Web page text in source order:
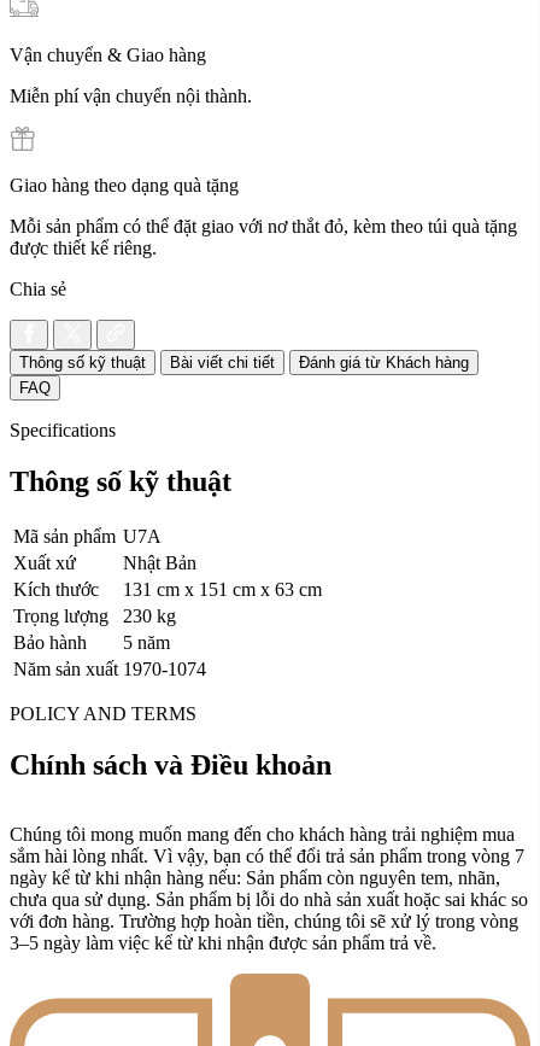
Vận chuyển & Giao hàng
Miễn phí vận chuyển nội thành.
Giao hàng theo dạng quà tặng
Mỗi sản phẩm có thể đặt giao với nơ thắt đỏ, kèm theo túi quà tặng
được thiết kế riêng.
Chia sẻ
Thông số kỹ thuật Bài viết chi tiết
Đánh giá từ Khách hàng
FAQ
Specifications
Thông số kỹ thuật
Mã sản phẩm U7A
Xuất xứ
Nhật Bản
Kích thước
131 cm x 151 cm x 63 cm
Trọng lượng
230 kg
Bảo hành
5 năm
Năm sản xuất 1970-1074
POLICY AND TERMS
Chính sách và Điều khoản
Chúng tôi mong muốn mang đến cho khách hàng trải nghiệm mua
sắm hài lòng nhất. Vì vậy, bạn có thể đổi trả sản phẩm trong vòng 7
ngày kể từ khi nhận hàng nếu: Sản phẩm còn nguyên tem, nhãn,
chưa qua sử dụng. Sản phẩm bị lỗi do nhà sản xuất hoặc sai khác so
với đơn hàng. Trường hợp hoàn tiền, chúng tôi sẽ xử lý trong vòng
3–5 ngày làm việc kể từ khi nhận được sản phẩm trả về.